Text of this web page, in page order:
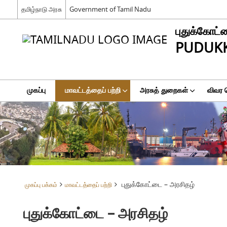
தமிழ்நாடு அரசு Government of Tamil Nadu
முகப்பு மாவட்டத்தைப் பற்றி அரசுத் துறைகள் விவர
முகப்பு பக்கம் மாவட்டத்தைப் பற்றி புதுக்கோட்டை – அரசிதழ்
புதுக்கோட்டை – அரசிதழ்